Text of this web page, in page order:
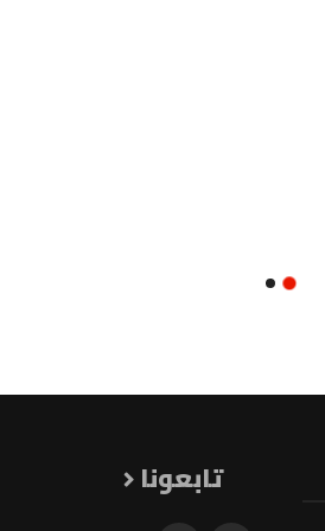
تابعونا